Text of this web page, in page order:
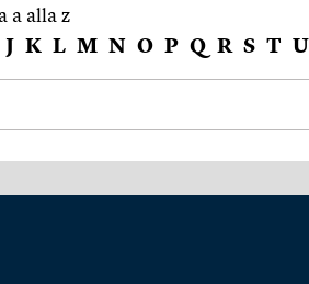
a alla z
J K L M N O P Q R S T U